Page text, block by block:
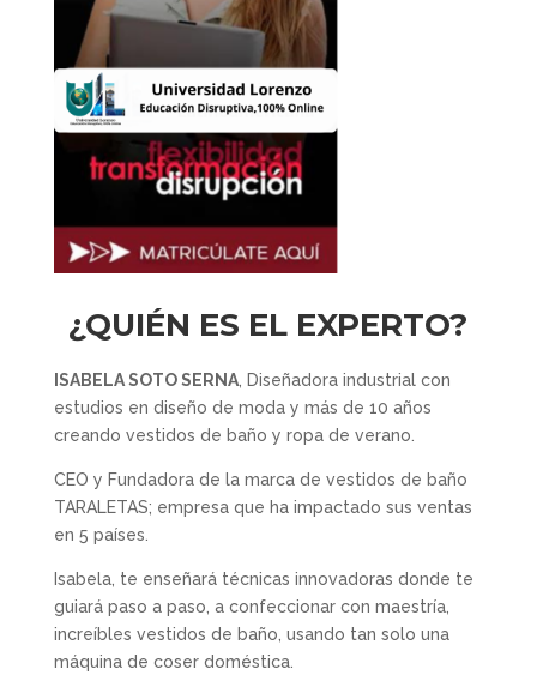
¿QUIÉN ES EL EXPERTO?
ISABELA SOTO SERNA, Diseñadora industrial con
estudios en diseño de moda y más de 10 años
creando vestidos de baño y ropa de verano.
CEO y Fundadora de la marca de vestidos de baño
TARALETAS; empresa que ha impactado sus ventas
en 5 países.
Isabela, te enseñará técnicas innovadoras donde te
guiará paso a paso, a confeccionar con maestría,
increíbles vestidos de baño, usando tan solo una
máquina de coser doméstica.